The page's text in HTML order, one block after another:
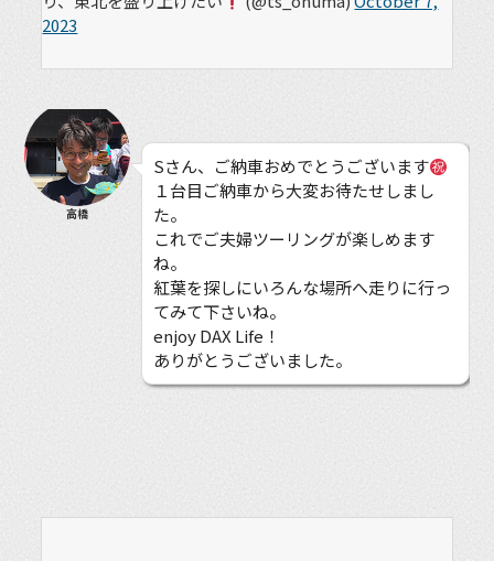
2023
高橋
Sさん、ご納車おめでとうございます
１台目ご納車から大変お待たせしまし
た。
これでご夫婦ツーリングが楽しめます
ね。
紅葉を探しにいろんな場所へ走りに行っ
てみて下さいね。
enjoy DAX Life！
ありがとうございました。